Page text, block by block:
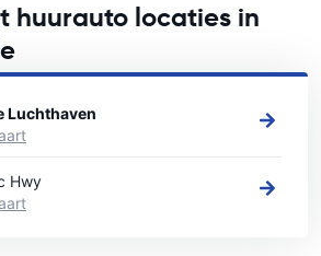
huurauto locaties in
autoverhuur locaties in Newcastle
Luchthaven
Hwy